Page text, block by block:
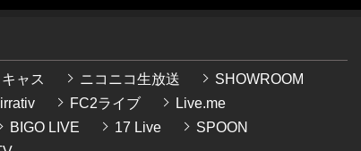
ャス ニコニコ生放送
SHOWROOM
FC2ライブ
Live.me
BIGO LIVE
17 Live
SPOON